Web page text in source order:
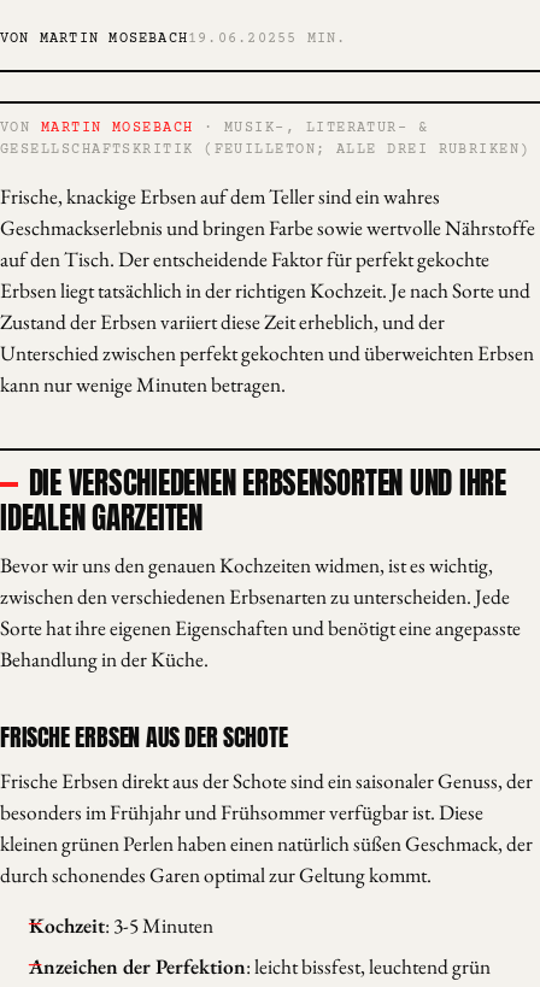
VON MARTIN MOSEBACH19.06.2025 5 MIN.
VON MARTIN MOSEBACH
· MUSIK-, LITERATUR- &
GESELLSCHAFTSKRITIK (FEUILLETON; ALLE DREI RUBRIKEN)
Frische, knackige Erbsen auf dem Teller sind ein wahres
Geschmackserlebnis und bringen Farbe sowie wertvolle Nährstoffe
auf den Tisch. Der entscheidende Faktor für perfekt gekochte
Erbsen liegt tatsächlich in der richtigen Kochzeit. Je nach Sorte und
Zustand der Erbsen variiert diese Zeit erheblich, und der
Unterschied zwischen perfekt gekochten und überweichten Erbsen
kann nur wenige Minuten betragen.
DIE VERSCHIEDENEN ERBSENSORTEN UND IHRE
IDEALEN GARZEITEN
Bevor wir uns den genauen Kochzeiten widmen, ist es wichtig,
zwischen den verschiedenen Erbsenarten zu unterscheiden. Jede
Sorte hat ihre eigenen Eigenschaften und benötigt eine angepasste
Behandlung in der Küche.
FRISCHE ERBSEN AUS DER SCHOTE
Frische Erbsen direkt aus der Schote sind ein saisonaler Genuss, der
besonders im Frühjahr und Frühsommer verfügbar ist. Diese
kleinen grünen Perlen haben einen natürlich süßen Geschmack, der
durch schonendes Garen optimal zur Geltung kommt.
Kochzeit: 3-5 Minuten
Anzeichen der Perfektion: leicht bissfest, leuchtend grün